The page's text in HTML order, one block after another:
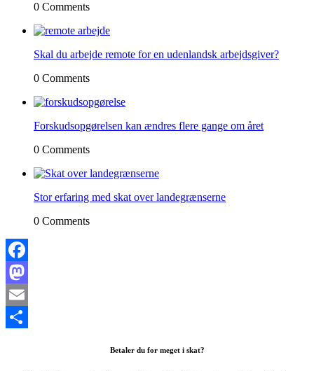
0 Comments
Skal du arbejde remote for en udenlandsk arbejdsgiver?
0 Comments
Forskudsopgørelsen kan ændres flere gange om året
0 Comments
Stor erfaring med skat over landegrænserne
0 Comments
Facebook
Mastodon
Email
Betaler du for meget i skat?